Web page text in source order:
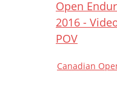
Canadian